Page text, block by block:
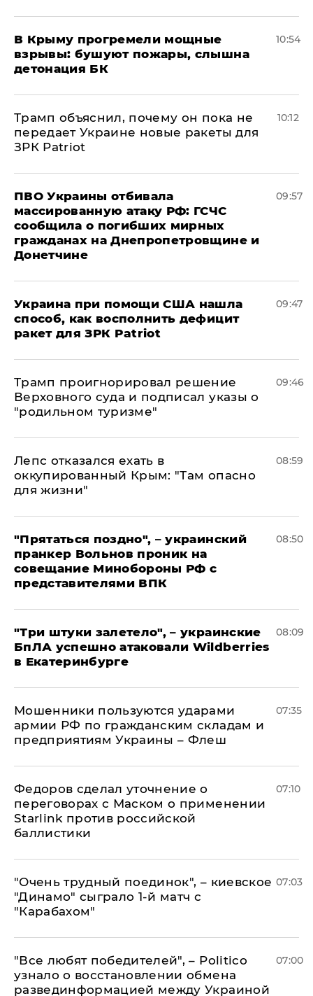
В Крыму прогремели мощные
взрывы: бушуют пожары, слышна
детонация БК
10:54
Трамп объяснил, почему он пока не
передает Украине новые ракеты для
ЗРК Patriot
10:12
ПВО Украины отбивала
массированную атаку РФ: ГСЧС
сообщила о погибших мирных
гражданах на Днепропетровщине и
Донетчине
09:57
Украина при помощи США нашла
способ, как восполнить дефицит
ракет для ЗРК Patriot
09:47
Трамп проигнорировал решение
Верховного суда и подписал указы о
"родильном туризме"
09:46
Лепс отказался ехать в
оккупированный Крым: "Там опасно
для жизни"
08:59
"Прятаться поздно", – украинский
пранкер Вольнов проник на
совещание Минобороны РФ с
представителями ВПК
08:50
"Три штуки залетело", – украинские
БпЛА успешно атаковали Wildberries
в Екатеринбурге
08:09
Мошенники пользуются ударами
армии РФ по гражданским складам и
предприятиям Украины – Флеш
07:35
Федоров сделал уточнение о
переговорах с Маском о применении
Starlink против российской
баллистики
07:10
"Очень трудный поединок", – киевское
"Динамо" сыграло 1-й матч с
"Карабахом"
07:03
​"Все любят победителей", – Politico
узнало о восстановлении обмена
развединформацией между Украиной
07:00